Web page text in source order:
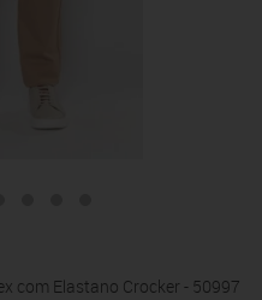
com Elastano Crocker - 50997